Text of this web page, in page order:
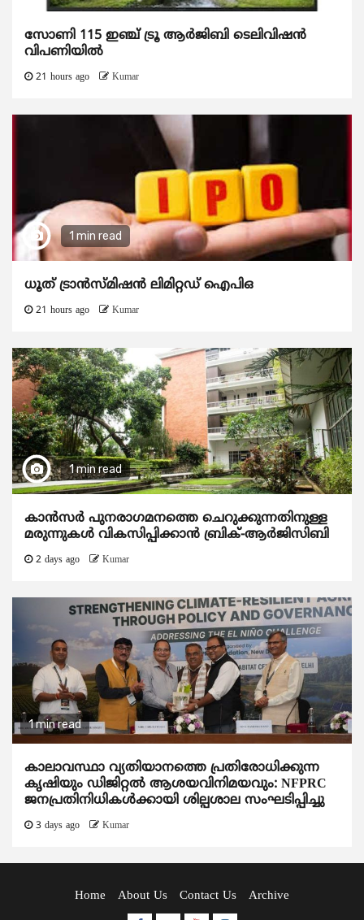
സോണി 115 ഇഞ്ച് ട്രൂ ആർജിബി ടെലിവിഷൻ
വിപണിയിൽ
21 hours ago Kumar
1 min read
ധൂത് ട്രാൻസ്മിഷൻ ലിമിറ്റഡ് ഐപിഒ
21 hours ago Kumar
1 min read
കാന്‍സര്‍ പുനരാഗമനത്തെ ചെറുക്കുന്നതിനുള്ള
മരുന്നുകള്‍ വികസിപ്പിക്കാന്‍ ബ്രിക്-ആര്‍ജിസിബി
2 days ago Kumar
1 min read
കാലാവസ്ഥാ വ്യതിയാനത്തെ പ്രതിരോധിക്കുന്ന
കൃഷിയും ഡിജിറ്റൽ ആശയവിനിമയവും: NFPRC
ജനപ്രതിനിധികൾക്കായി ശില്പശാല സംഘടിപ്പിച്ചു
3 days ago Kumar
Home About Us Contact Us Archive